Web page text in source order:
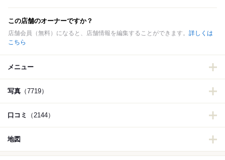
この店舗のオーナーですか？
店舗会員（無料）になると、店舗情報を編集することができます。 詳しくは
こちら
メニュー
写真 （7719）
口コミ （2144）
地図